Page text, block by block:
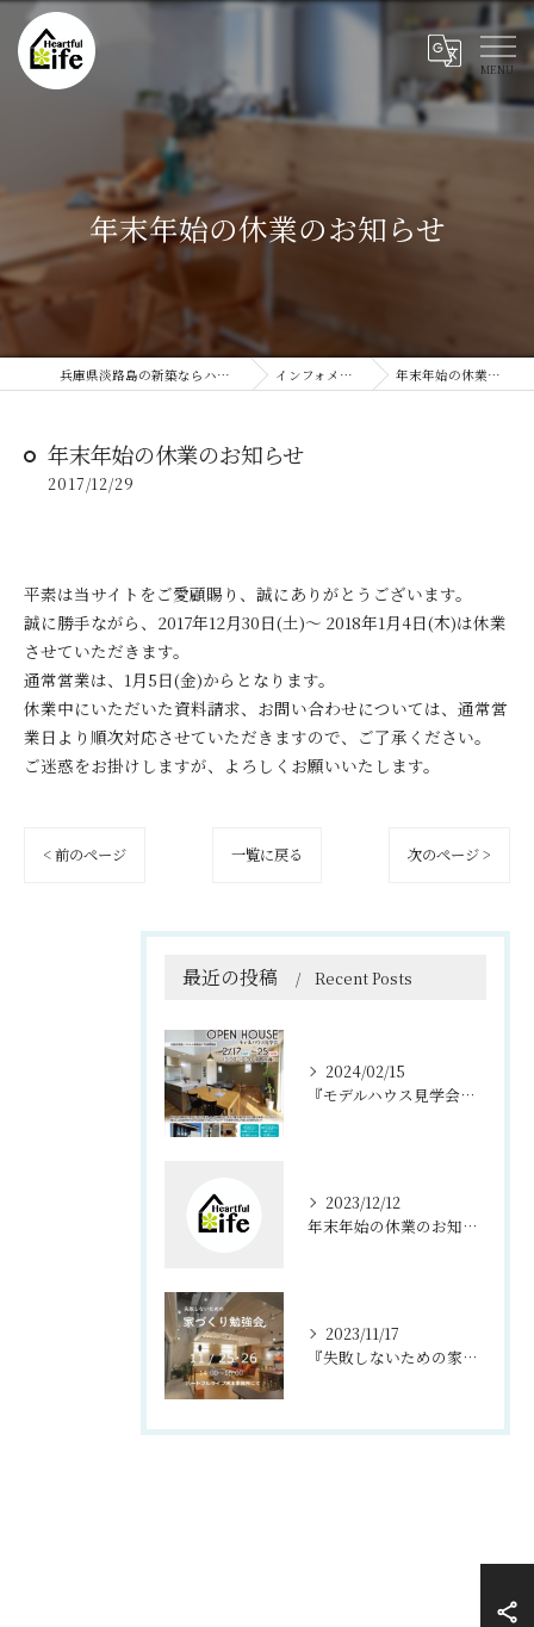
年末年始の休業のお知らせ
兵庫県淡路島の新築ならハートフルライフ インフォメーション 年末年始の休業のお知らせ
年末年始の休業のお知らせ
2017/12/29
平素は当サイトをご愛顧賜り、誠にありがとうございます。
誠に勝手ながら、2017年12月30日(土)～ 2018年1月4日(木)は休業
させていただきます。
通常営業は、1月5日(金)からとなります。
休業中にいただいた資料請求、お問い合わせについては、通常営
業日より順次対応させていただきますので、ご了承ください。
ご迷惑をお掛けしますが、よろしくお願いいたします。
< 前のページ 一覧に戻る 次のページ >
最近の投稿 Recent Posts
2024/02/15
『モデルハウス見学会、夜の見学会』淡路市 浦
2023/12/12
年末年始の休業のお知らせ
2023/11/17
『失敗しないための家づくり勉強会』 洲本市 住宅展示場にて